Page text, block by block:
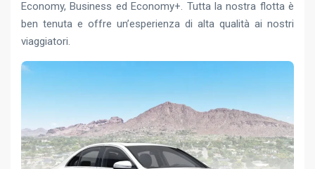
Economy, Business ed Economy+. Tutta la nostra flotta è
ben tenuta e offre un’esperienza di alta qualità ai nostri
viaggiatori.